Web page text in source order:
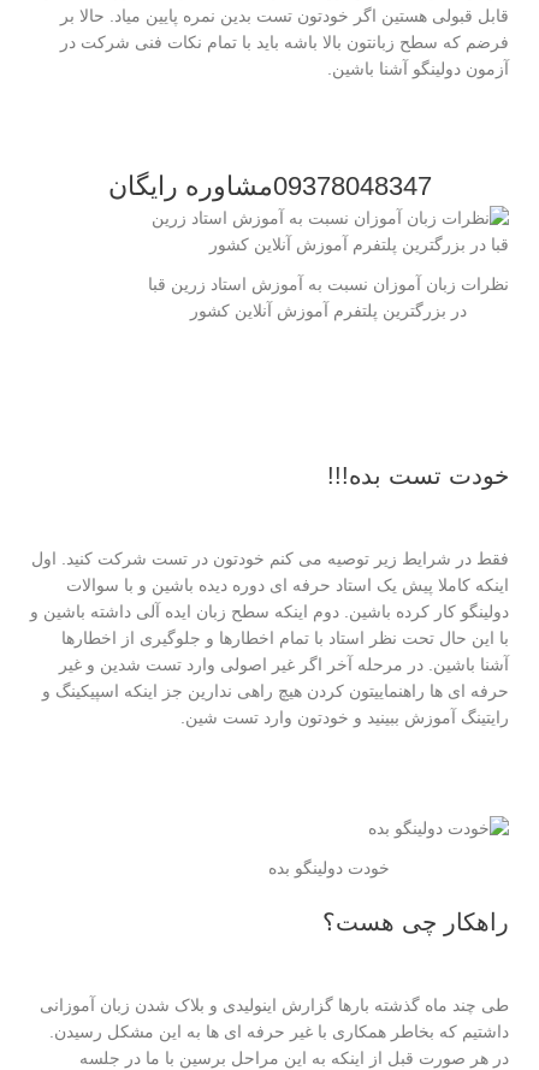
قابل قبولی هستین اگر خودتون تست بدین نمره پایین میاد. حالا بر
فرضم که سطح زبانتون بالا باشه باید با تمام نکات فنی شرکت در
آزمون دولینگو آشنا باشین.
09378048347مشاوره رایگان
نظرات زبان آموزان نسبت به آموزش استاد زرین قبا
در بزرگترین پلتفرم آموزش آنلاین کشور
خودت تست بده!!!
فقط در شرایط زیر توصیه می کنم خودتون در تست شرکت کنید. اول
اینکه کاملا پیش یک استاد حرفه ای دوره دیده باشین و با سوالات
دولینگو کار کرده باشین. دوم اینکه سطح زبان ایده آلی داشته باشین و
با این حال تحت نظر استاد با تمام اخطارها و جلوگیری از اخطارها
آشنا باشین. در مرحله آخر اگر غیر اصولی وارد تست شدین و غیر
حرفه ای ها راهنماییتون کردن هیچ راهی ندارین جز اینکه اسپیکینگ و
رایتینگ آموزش ببینید و خودتون وارد تست شین.
خودت دولینگو بده
راهکار چی هست؟
طی چند ماه گذشته بارها گزارش اینولیدی و بلاک شدن زبان آموزانی
داشتیم که بخاطر همکاری با غیر حرفه ای ها به این مشکل رسیدن.
در هر صورت قبل از اینکه به این مراحل برسین با ما در جلسه